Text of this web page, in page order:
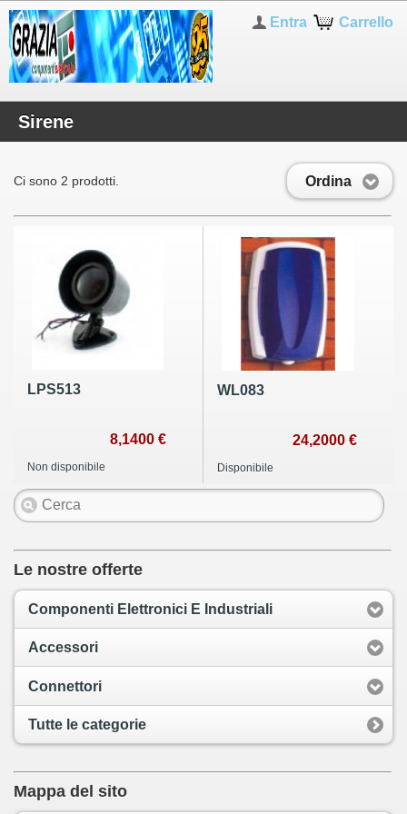
Carrello
Entra
Sirene
Ordina
Ci sono 2 prodotti.
LPS513
8,1400 €
Non disponibile
WL083
24,2000 €
Disponibile
Le nostre offerte
Componenti Elettronici E Industriali
Accessori
Connettori
Tutte le categorie
Mappa del sito